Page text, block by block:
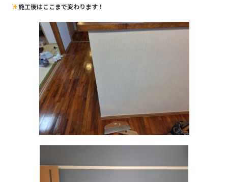
施工後はここまで変わります！